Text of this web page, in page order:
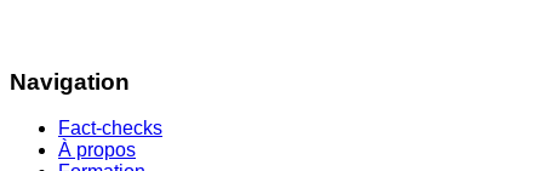
Navigation
Fact-checks
À propos